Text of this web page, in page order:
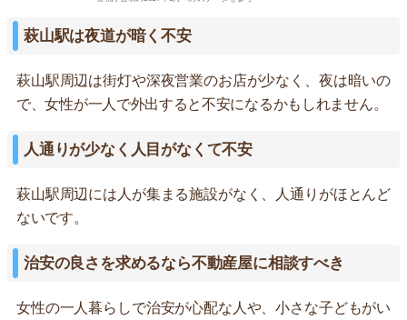
萩山駅は夜道が暗く不安
萩山駅周辺は街灯や深夜営業のお店が少なく、夜は暗いの
で、女性が一人で外出すると不安になるかもしれません。
人通りが少なく人目がなくて不安
萩山駅周辺には人が集まる施設がなく、人通りがほとんど
ないです。
治安の良さを求めるなら不動産屋に相談すべき
女性の一人暮らしで治安が心配な人や、小さな子どもがい